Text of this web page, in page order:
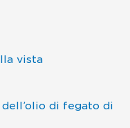
vista
di fegato di